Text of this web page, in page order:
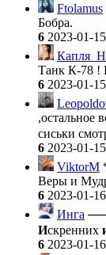
Ftolamus
Бобра.
6 2023-01-
Танк К-78 !
6 2023-01-
,остальное
сиськи
6 2023-01-
ViktorM
Веры и
6 2023-01-
Инга
Искренних
6 2023-01-